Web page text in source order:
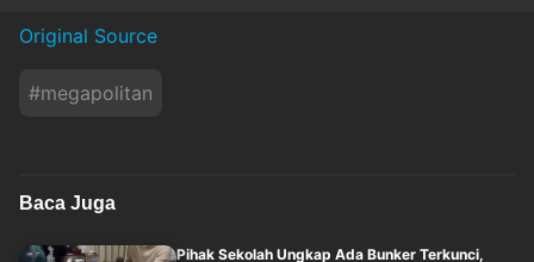
Original Source
#megapolitan
Baca Juga
Pihak Sekolah Ungkap Ada Bunker Terkunci,